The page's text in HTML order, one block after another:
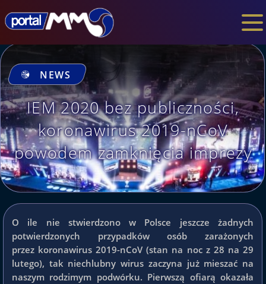
NEWS
IEM 2020 bez publiczności,
koronawirus 2019-nCoV
powodem zamknięcia imprezy
O ile nie stwierdzono w Polsce jeszcze żadnych
potwierdzonych przypadków osób zarażonych
przez koronawirus 2019-nCoV (stan na noc z 28 na 29
lutego), tak niechlubny wirus zaczyna już mieszać na
naszym rodzimym podwórku. Pierwszą ofiarą okazała